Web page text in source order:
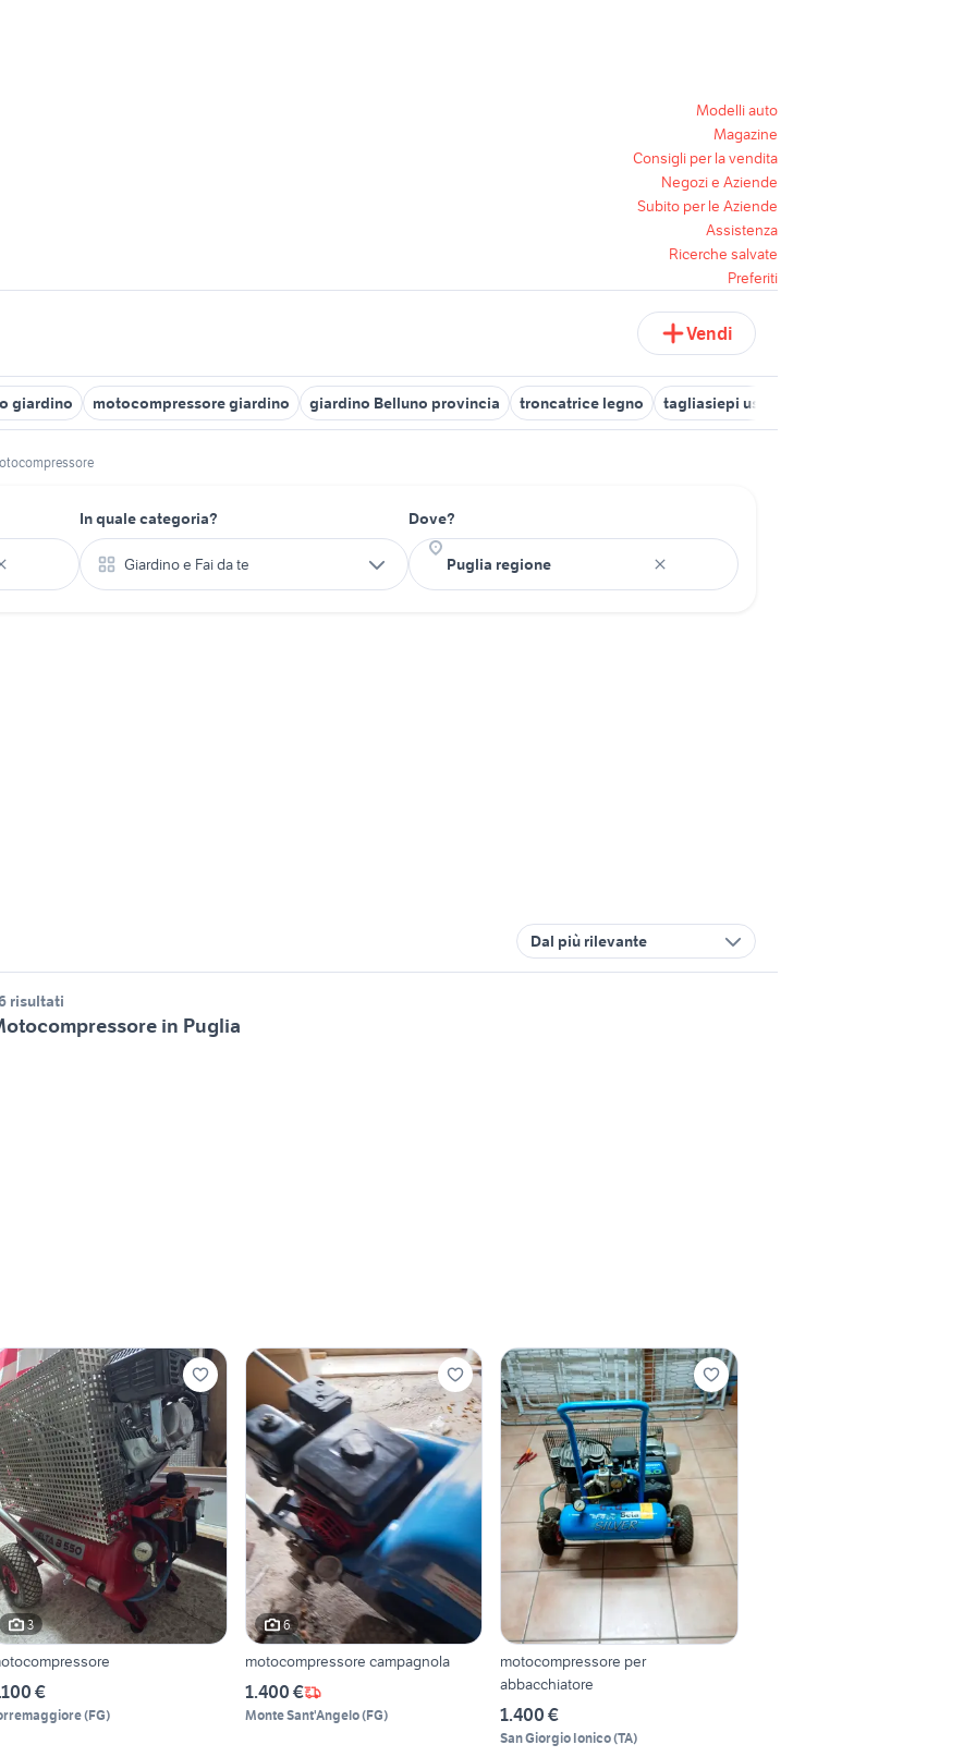
Modelli auto
Magazine
Consigli per la vendita
Negozi e Aziende
Subito per le Aziende
Assistenza
Ricerche salvate
Preferiti
Vendi
giardino motocompressore giardino giardino Belluno provincia troncatrice legno tagliasiepi usato
In quale categoria?
Giardino e Fai da te
Dove?
Dal più rilevante
risultati
in Puglia
3
€
(FG)
6
motocompressore campagnola
1.400 €
Monte Sant'Angelo(FG)
motocompressore per
abbacchiatore
1.400 €
San Giorgio Ionico(TA)